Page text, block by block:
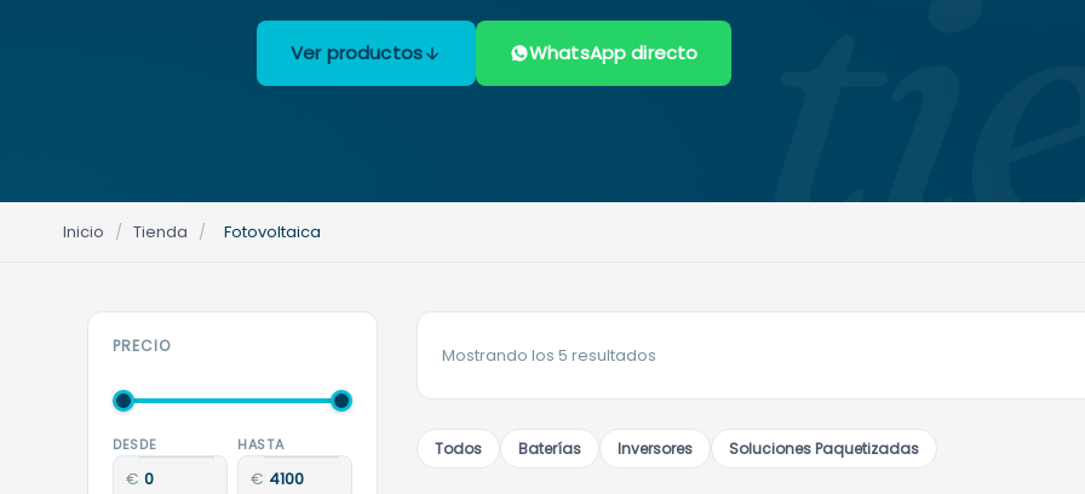
Ver productos WhatsApp directo
Inicio / Tienda / Fotovoltaica
PRECIO
DESDE
€
HASTA
€
Mostrando los 5 resultados
popularidad
Todos Baterías Inversores Soluciones Paquetizadas